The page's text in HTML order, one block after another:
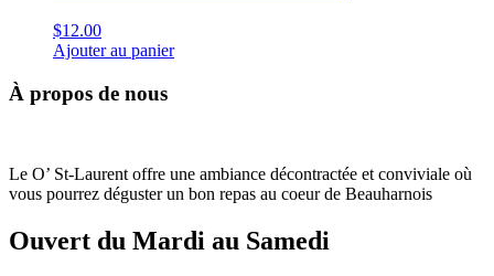
$12.00
Ajouter au panier
À propos de nous
Le O’ St-Laurent offre une ambiance décontractée et conviviale où
vous pourrez déguster un bon repas au coeur de Beauharnois
Ouvert du Mardi au Samedi